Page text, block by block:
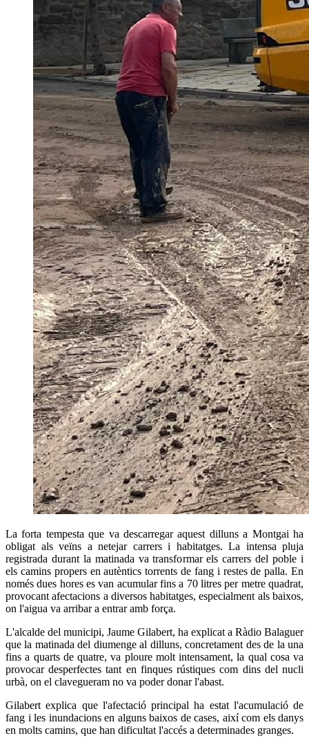
La forta tempesta que va descarregar aquest dilluns a Montgai ha
obligat als veïns a netejar carrers i habitatges. La intensa pluja
registrada durant la matinada va transformar els carrers del poble i
els camins propers en autèntics torrents de fang i restes de palla. En
només dues hores es van acumular fins a 70 litres per metre quadrat,
provocant afectacions a diversos habitatges, especialment als baixos,
on l'aigua va arribar a entrar amb força.
L'alcalde del municipi, Jaume Gilabert, ha explicat a Ràdio Balaguer
que la matinada del diumenge al dilluns, concretament des de la una
fins a quarts de quatre, va ploure molt intensament, la qual cosa va
provocar desperfectes tant en finques rústiques com dins del nucli
urbà, on el clavegueram no va poder donar l'abast.
Gilabert explica que l'afectació principal ha estat l'acumulació de
fang i les inundacions en alguns baixos de cases, així com els danys
en molts camins, que han dificultat l'accés a determinades granges.